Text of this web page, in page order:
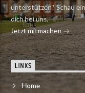
unterstützen? Schau
dich bei uns.
Jetzt mitmachen
LINKS
Home